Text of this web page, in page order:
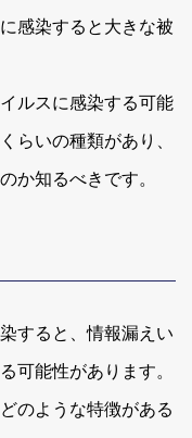
感染すると大きな被
ルスに感染する可能
らいの種類があり、
か知るべきです。
すると、情報漏えい
可能性があります。
のような特徴がある